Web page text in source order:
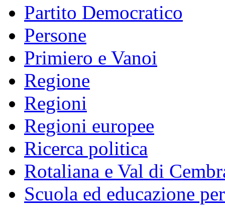
Partito Democratico
Persone
Primiero e Vanoi
Regione
Regioni
Regioni europee
Ricerca politica
Rotaliana e Val di
Scuola ed educazione